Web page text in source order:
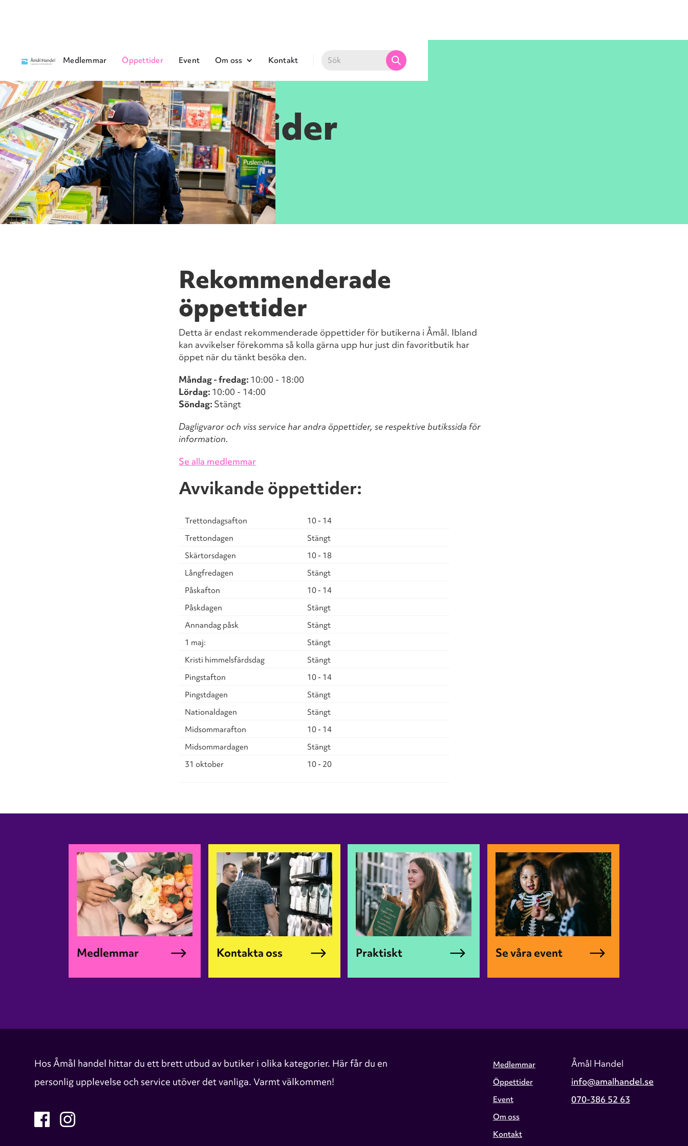
Medlemmar Öppettider Event Om oss Kontakt
Start / Våra öppettider
Våra öppettider
Se medlemmar
Rekommenderade
öppettider
Detta är endast rekommenderade öppettider för butikerna i Åmål. Ibland
kan avvikelser förekomma så kolla gärna upp hur just din favoritbutik har
öppet när du tänkt besöka den.
Måndag - fredag: 10:00 - 18:00
Lördag: 10:00 - 14:00
Söndag: Stängt
Dagligvaror och viss service har andra öppettider, se respektive butikssida för
information.
Se alla medlemmar
Avvikande öppettider:
Trettondagsafton
10 - 14
Trettondagen
Stängt
Skärtorsdagen
10 - 18
Långfredagen
Stängt
Påskafton
10 - 14
Påskdagen
Stängt
Annandag påsk
Stängt
1 maj:
Stängt
Kristi himmelsfärdsdag
Stängt
Pingstafton
10 - 14
Pingstdagen
Stängt
Nationaldagen
Stängt
Midsommarafton
10 - 14
Midsommardagen
Stängt
31 oktober
10 - 20
Medlemmar Kontakta oss Praktiskt Se våra event
Hos Åmål handel hittar du ett brett utbud av butiker i olika kategorier. Här får du en
personlig upplevelse och service utöver det vanliga. Varmt välkommen!
Medlemmar
Öppettider
Event
Om oss
Kontakt
Åmål Handel
info@amalhandel.se
070-386 52 63